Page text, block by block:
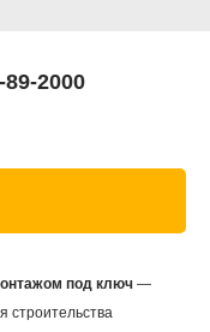
2000
под ключ —
строительства